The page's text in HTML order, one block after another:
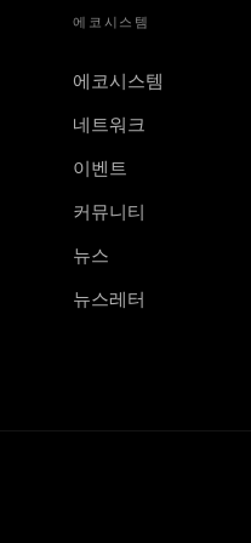
에코시스템
에코시스템
네트워크
이벤트
커뮤니티
뉴스
뉴스레터